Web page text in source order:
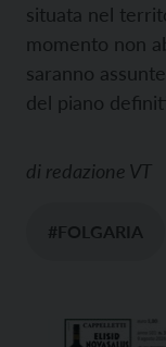
situata nel
momento non
saranno
del piano
di redazione VT
#FOLGARIA